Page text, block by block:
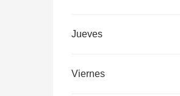
Jueves
Viernes